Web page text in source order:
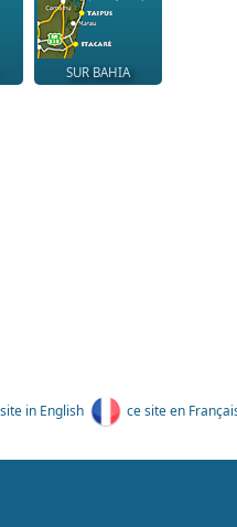
SUR BAHIA
in English ce site en